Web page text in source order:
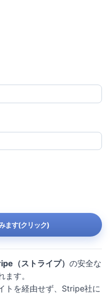
ます(クリック)
（ストライプ） の安全な
す。
トを経由せず、Stripe社に